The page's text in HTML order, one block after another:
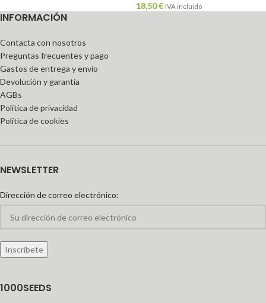
18,50€ IVA incluido
INFORMACIÓN
Contacta con nosotros
Preguntas frecuentes y pago
Gastos de entrega y envío
Devolución y garantía
AGBs
Política de privacidad
Política de cookies
NEWSLETTER
Dirección de correo electrónico:
1000SEEDS